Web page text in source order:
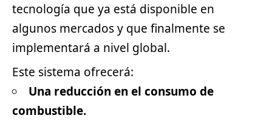
tecnología que ya está disponible en
algunos mercados y que finalmente se
implementará a nivel global.
Este sistema ofrecerá:
Una reducción en el consumo de
combustible.